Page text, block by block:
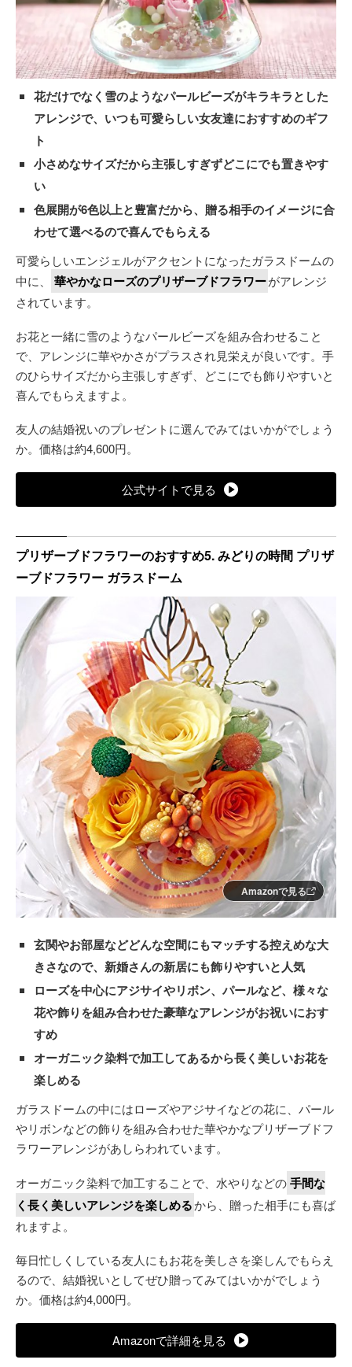
花だけでなく雪のようなパールビーズがキラキラとした
アレンジで、いつも可愛らしい女友達におすすめのギフ
ト
小さめなサイズだから主張しすぎずどこにでも置きやす
い
色展開が6色以上と豊富だから、贈る相手のイメージに合
わせて選べるので喜んでもらえる
可愛らしいエンジェルがアクセントになったガラスドームの
中に、
華やかなローズのプリザーブドフラワーがアレンジ
されています。
お花と一緒に雪のようなパールビーズを組み合わせること
で、アレンジに華やかさがプラスされ見栄えが良いです。手
のひらサイズだから主張しすぎず、どこにでも飾りやすいと
喜んでもらえますよ。
友人の結婚祝いのプレゼントに選んでみてはいかがでしょう
か。価格は約4,600円。
公式サイトで見る
プリザーブドフラワーのおすすめ5. みどりの時間 プリザ
ーブドフラワー ガラスドーム
Amazonで見る
玄関やお部屋などどんな空間にもマッチする控えめな大
きさなので、新婚さんの新居にも飾りやすいと人気
ローズを中心にアジサイやリボン、パールなど、様々な
花や飾りを組み合わせた豪華なアレンジがお祝いにおす
すめ
オーガニック染料で加工してあるから長く美しいお花を
楽しめる
ガラスドームの中にはローズやアジサイなどの花に、パール
やリボンなどの飾りを組み合わせた華やかなプリザーブドフ
ラワーアレンジがあしらわれています。
オーガニック染料で加工することで、水やりなどの手間な
く長く美しいアレンジを楽しめるから、贈った相手にも喜ば
れますよ。
毎日忙しくしている友人にもお花を美しさを楽しんでもらえ
るので、結婚祝いとしてぜひ贈ってみてはいかがでしょう
か。価格は約4,000円。
Amazonで詳細を見る